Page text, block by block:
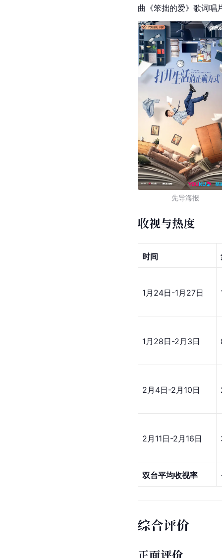
曲《笨拙的爱》歌词唱
先导海报
收视与热度
时间
1月24日-1月27日
1月28日-2月3日
2月4日-2月10日
2月11日-2月16日
双台平均收视率
综合评价
正面评价